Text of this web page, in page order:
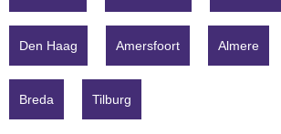
Den Haag Amersfoort Almere
Breda Tilburg